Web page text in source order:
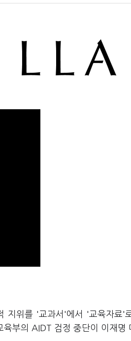
지위를 '교과서'에서 '교육자료'
부의 AIDT 검정 중단이 이재명